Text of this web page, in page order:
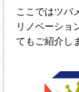
ここではツバ
リノベーショ
てもご紹介し